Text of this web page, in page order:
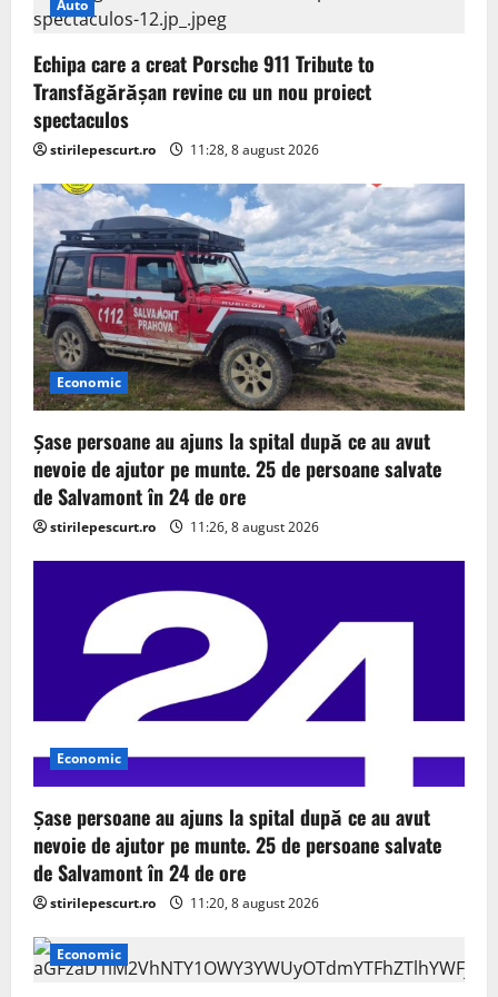
Auto
Echipa care a creat Porsche 911 Tribute to
Transfăgărășan revine cu un nou proiect
spectaculos
stirilepescurt.ro 11:28, 8 august 2026
Economic
Șase persoane au ajuns la spital după ce au avut
nevoie de ajutor pe munte. 25 de persoane salvate
de Salvamont în 24 de ore
stirilepescurt.ro 11:26, 8 august 2026
Economic
Șase persoane au ajuns la spital după ce au avut
nevoie de ajutor pe munte. 25 de persoane salvate
de Salvamont în 24 de ore
stirilepescurt.ro 11:20, 8 august 2026
Economic